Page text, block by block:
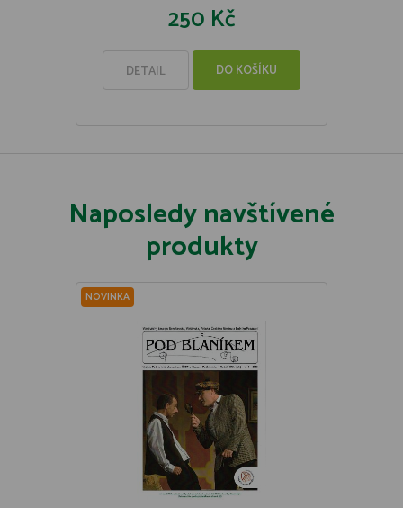
250 Kč
DETAIL DO KOŠÍKU
Naposledy navštívené
produkty
NOVINKA